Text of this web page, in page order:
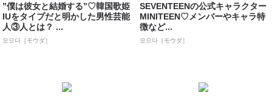
”僕は彼女と結婚する”♡韓国歌姫
IUをタイプだと明かした男性芸能
人③人とは？ ...
모으다［モウダ］
SEVENTEENの公式キャラクター
MINITEEN♡メンバーやキャラ特
徴など...
모으다［モウダ］